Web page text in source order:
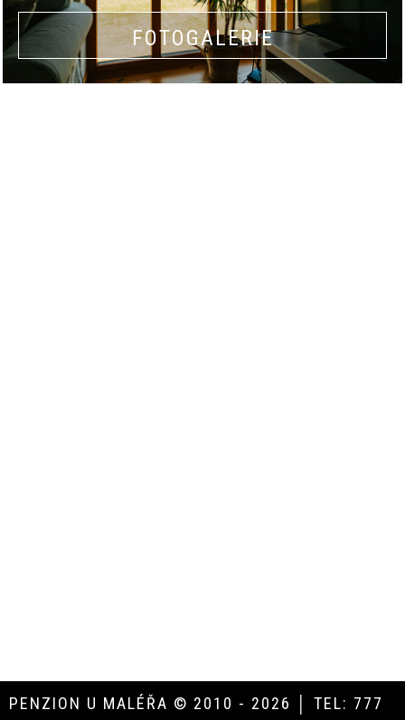
FOTOGALERIE
PENZION U MALÉŘA © 2010 - 2026 │ TEL: 777